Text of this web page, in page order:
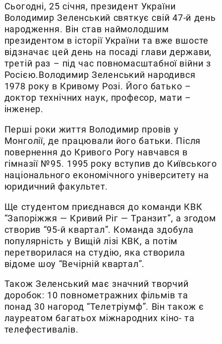
Сьогодні, 25 січня, президент України
Володимир Зеленський святкує свій 47-й день
народження. Він став наймолодшим
президентом в історії України та вже вшосте
відзначає цей день на посаді глави держави,
третій раз – під час повномасштабної війни з
Росією.Володимир Зеленський народився
1978 року в Кривому Розі. Його батько –
доктор технічних наук, професор, мати –
інженер.
Перші роки життя Володимир провів у
Монголії, де працювали його батьки. Після
повернення до Кривого Рогу навчався в
гімназії №95. 1995 року вступив до Київського
національного економічного університету на
юридичний факультет.
Ще студентом приєднався до команди КВК
“Запоріжжя — Кривий Ріг — Транзит”, а згодом
створив “95-й квартал”. Команда здобула
популярність у Вищій лізі КВК, а потім
перетворилася на студію, яка створила
відоме шоу “Вечірній квартал”.
Також Зеленський має значний творчий
доробок: 10 повнометражних фільмів та
понад 30 нагород “Телетріумф”. Він також є
лауреатом багатьох міжнародних кіно- та
телефестивалів.